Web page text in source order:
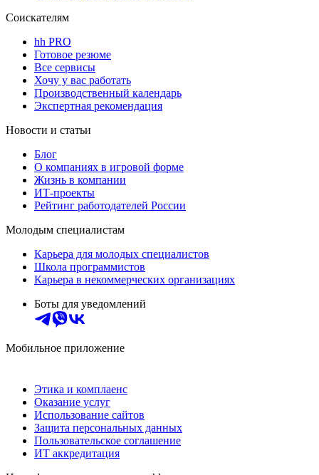
Соискателям
hh PRO
Готовое резюме
Все сервисы
Хочу у вас работать
Производственный календарь
Экспертная рекомендация
Новости и статьи
Блог
О компаниях в игровой форме
Жизнь в компании
ИТ-проекты
Рейтинг работодателей России
Молодым специалистам
Карьера для молодых специалистов
Школа программистов
Карьера в некоммерческих организациях
Боты для уведомлений
Мобильное приложение
Этика и комплаенс
Оказание услуг
Использование сайтов
Защита персональных данных
Пользовательское соглашение
ИТ аккредитация